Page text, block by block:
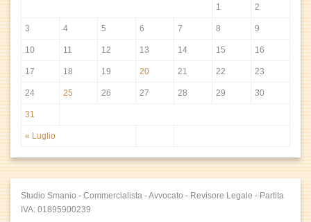
« Luglio
1 2
3 4 5 6 7 8 9
10 11 12 13 14 15 16
17 18 19 20 21 22 23
24 25 26 27 28 29 30
31
Studio Smanio - Commercialista - Avvocato - Revisore Legale - Partita
IVA: 01895900239